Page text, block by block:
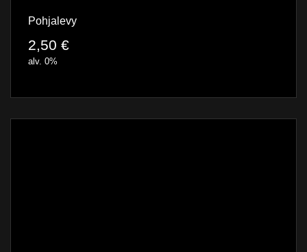
Pohjalevy
2,50 €
alv. 0%